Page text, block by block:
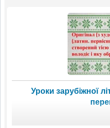
Уроки зарубіжної